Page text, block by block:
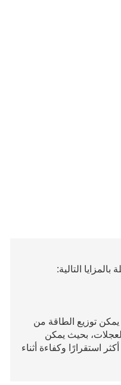
التالية:
يمكن توزيع الطاقة من
بحيث يمكن
استقرارًا وكفاءة أثناء